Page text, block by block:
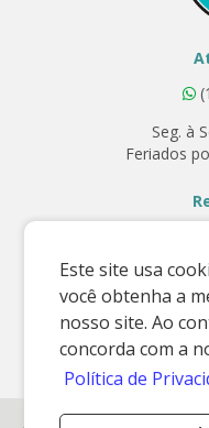
Este site usa
você obtenha a
nosso site. Ao
concorda com a
Política de
Seg. à
Feriados
©